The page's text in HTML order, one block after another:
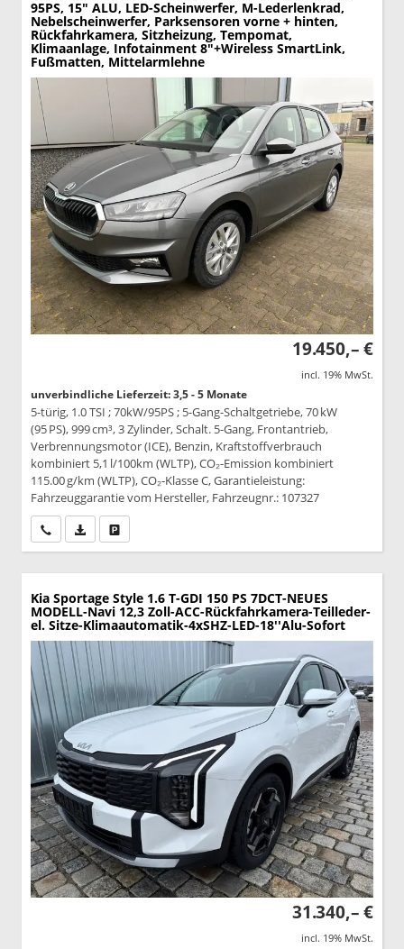
95PS, 15" ALU, LED-Scheinwerfer, M-Lederlenkrad,
Nebelscheinwerfer, Parksensoren vorne + hinten,
Rückfahrkamera, Sitzheizung, Tempomat,
Klimaanlage, Infotainment 8"+Wireless SmartLink,
Fußmatten, Mittelarmlehne
19.450,– €
incl. 19% MwSt.
unverbindliche Lieferzeit: 3,5 - 5 Monate
5-türig, 1.0 TSI ; 70kW/95PS ; 5-Gang-Schaltgetriebe, 70 kW
(95 PS), 999 cm³, 3 Zylinder, Schalt. 5-Gang, Frontantrieb,
Verbrennungsmotor (ICE), Benzin, Kraftstoffverbrauch
kombiniert 5,1 l/100km (WLTP), CO₂-Emission kombiniert
115.00 g/km (WLTP), CO₂-Klasse C, Garantieleistung:
Fahrzeuggarantie vom Hersteller, Fahrzeugnr.: 107327
Wir rufen Sie anPDF-Datei, Fahrzeugexposé drucken
Kia Sportage Style 1.6 T-GDI 150 PS 7DCT-NEUES
MODELL-Navi 12,3 Zoll-ACC-Rückfahrkamera-Teilleder-
el. Sitze-Klimaautomatik-4xSHZ-LED-18''Alu-Sofort
31.340,– €
incl. 19% MwSt.